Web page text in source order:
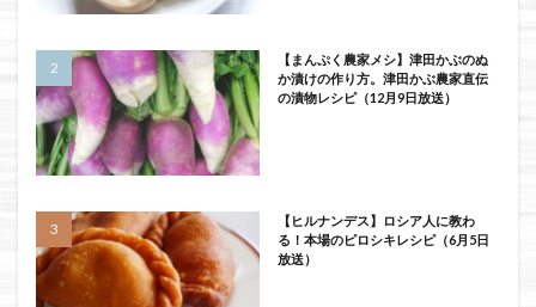
【まんぷく農家メシ】津田かぶのぬ
か漬けの作り方。津田かぶ農家直伝
の漬物レシピ（12月9日放送）
【ヒルナンデス】ロシア人に教わ
る！本場のピロシキレシピ（6月5日
放送）